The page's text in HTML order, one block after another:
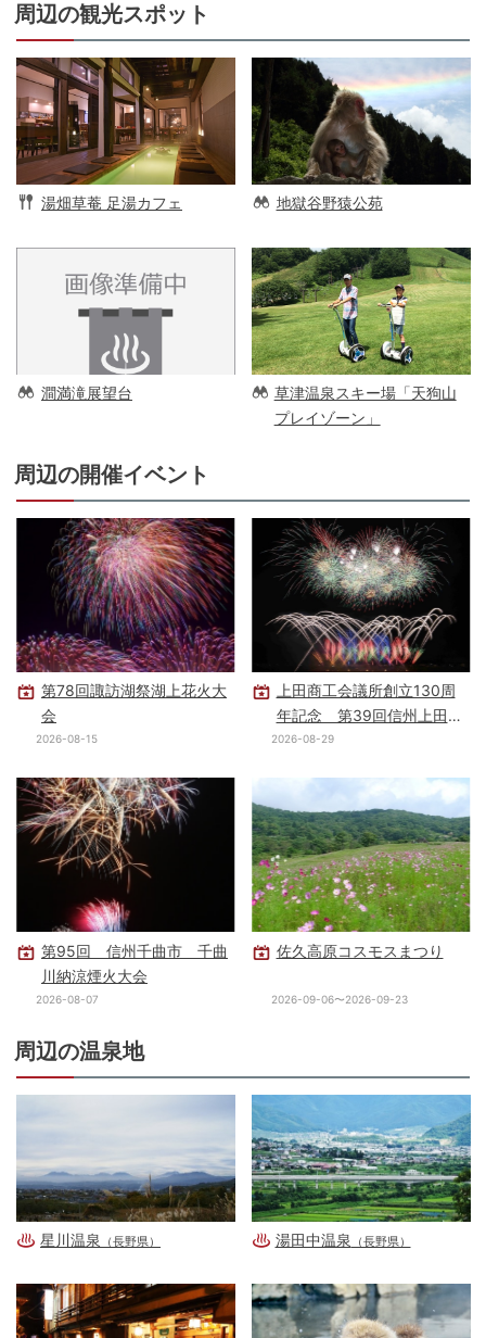
周辺の観光スポット
湯畑草菴 足湯カフェ 地獄谷野猿公苑
澗満滝展望台
草津温泉スキー場「天狗山
プレイゾーン」
周辺の開催イベント
第78回諏訪湖祭湖上花火大
会
2026-08-15
上田商工会議所創立130周
年記念 第39回信州上田大
花火大会
2026-08-29
第95回 信州千曲市 千曲
川納涼煙火大会
2026-08-07
佐久高原コスモスまつり
2026-09-06〜2026-09-23
周辺の温泉地
星川温泉 （長野県） 湯田中温泉 （長野県）